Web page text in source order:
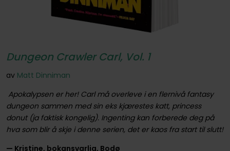
Dungeon Crawler Carl, Vol. 1
av Matt Dinniman
Apokalypsen er her! Carl må overleve i en flernivå fantasy
dungeon sammen med sin eks kjærestes katt, princess
donut (ja faktisk kongelig). Ingenting kan forberede deg på
hva som blir å skje i denne serien, det er kaos fra start til slutt!
— Kristine, bokansvarlig, Bodø